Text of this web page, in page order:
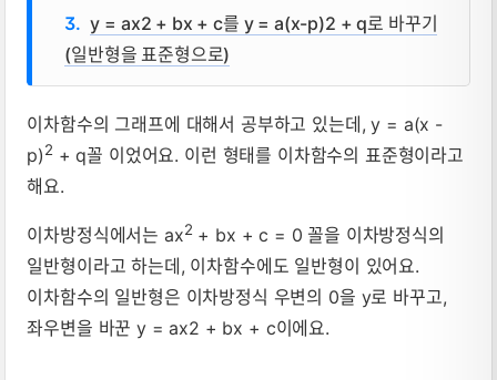
y = ax2 + bx + c를 y = a(x-p)2 + q로 바꾸기
(일반형을 표준형으로)
y = ax&sup2; + bx + c의 그래프, 이차
이차함수의 그래프에 대해서 공부하고 있는데, y = a(x -
p)2 + q꼴 이었어요. 이런 형태를 이차함수의 표준형이라고
해요.
이차방정식에서는 ax2 + bx + c = 0 꼴을 이차방정식의
일반형이라고 하는데, 이차함수에도 일반형이 있어요.
이차함수의 일반형은 이차방정식 우변의 0을 y로 바꾸고,
좌우변을 바꾼 y = ax2 + bx + c이에요.